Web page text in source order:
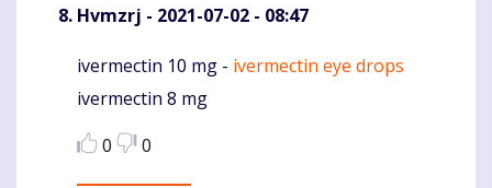
Hvmzrj - 2021-07-02 - 08:47
Komentaras
ivermectin 10 mg - ivermectin eye drops
ivermectin 8 mg
0
0